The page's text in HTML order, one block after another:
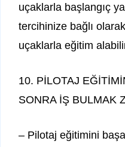
uçaklarla başlangıç
tercihinize bağlı
uçaklarla eğitim
10. PİLOTAJ
SONRA İŞ BULMAK
– Pilotaj eğitimini